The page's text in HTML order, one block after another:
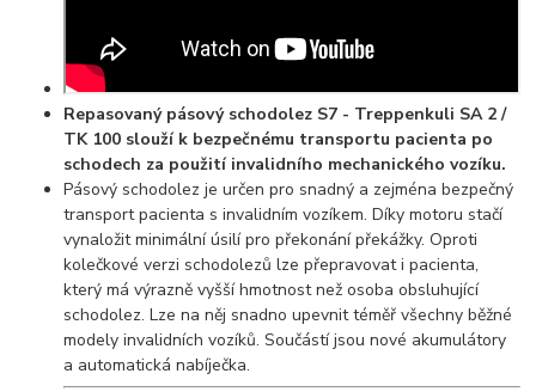
Repasovaný pásový schodolez S7 - Treppenkuli SA 2 /
TK 100 slouží k bezpečnému transportu pacienta po
schodech za použití invalidního mechanického vozíku.
Pásový schodolez je určen pro snadný a zejména bezpečný
transport pacienta s invalidním vozíkem. Díky motoru stačí
vynaložit minimální úsilí pro překonání překážky. Oproti
kolečkové verzi schodolezů lze přepravovat i pacienta,
který má výrazně vyšší hmotnost než osoba obsluhující
schodolez. Lze na něj snadno upevnit téměř všechny běžné
modely invalidních vozíků. Součástí jsou nové akumulátory
a automatická nabíječka.